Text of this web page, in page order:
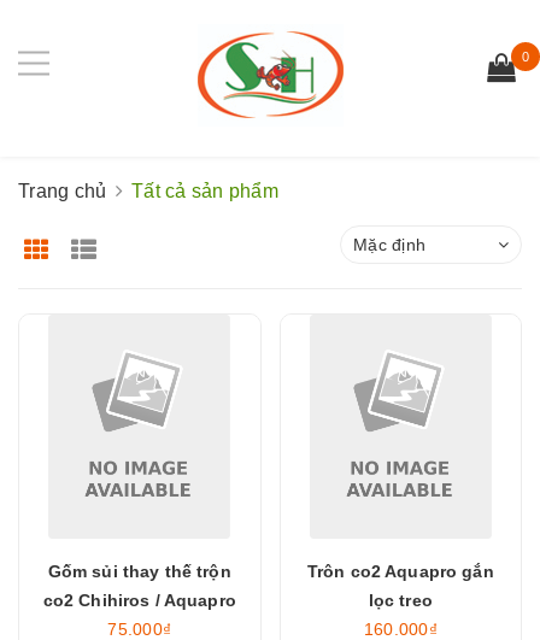
0
Trang chủ Tất cả sản phẩm
Mặc định
Gốm sủi thay thế trộn
co2 Chihiros / Aquapro
75.000₫
Trôn co2 Aquapro gắn
lọc treo
160.000₫